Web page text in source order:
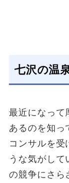
七沢の温
最近になって
あるのを知っ
コンサルを受
うな気がして
の競争にさら